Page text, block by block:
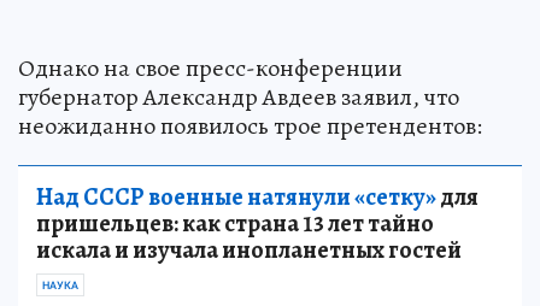
Однако на свое пресс-конференции
губернатор Александр Авдеев заявил, что
неожиданно появилось трое претендентов:
Над СССР военные натянули «сетку»для
пришельцев: как страна 13 лет тайно
искала и изучала инопланетных гостей
НАУКА